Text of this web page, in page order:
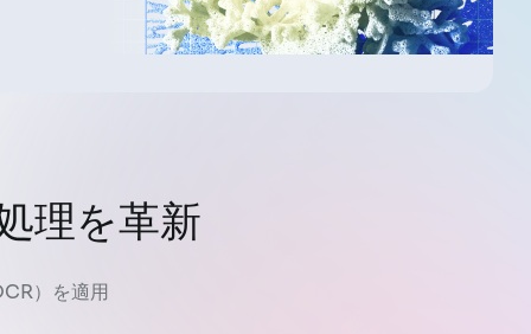
理を革新
）を適用